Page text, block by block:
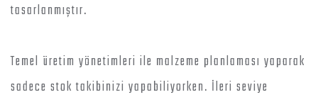
tasarlanmıştır.
Temel üretim yönetimleri ile malzeme planlaması yaparak
sadece stok takibinizi yapabiliyorken. İleri seviye